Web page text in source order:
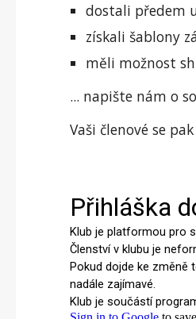
dostali předem
získali šablony
měli možnost
... napište nám o
Vaši členové se